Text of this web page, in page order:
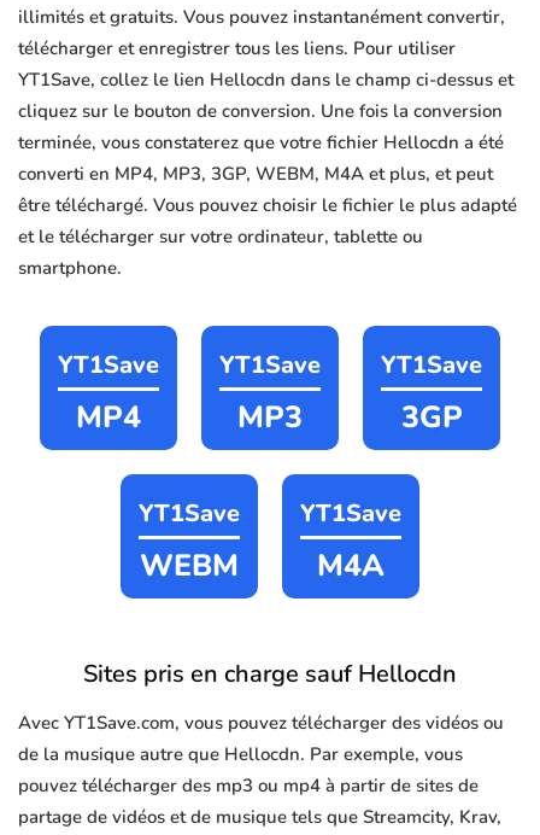
illimités et gratuits. Vous pouvez instantanément convertir,
télécharger et enregistrer tous les liens. Pour utiliser
YT1Save, collez le lien Hellocdn dans le champ ci-dessus et
cliquez sur le bouton de conversion. Une fois la conversion
terminée, vous constaterez que votre fichier Hellocdn a été
converti en MP4, MP3, 3GP, WEBM, M4A et plus, et peut
être téléchargé. Vous pouvez choisir le fichier le plus adapté
et le télécharger sur votre ordinateur, tablette ou
smartphone.
YT1Save
MP4
YT1Save
MP3
YT1Save
3GP
YT1Save
WEBM
YT1Save
M4A
Sites pris en charge sauf Hellocdn
Avec YT1Save.com, vous pouvez télécharger des vidéos ou
de la musique autre que Hellocdn. Par exemple, vous
pouvez télécharger des mp3 ou mp4 à partir de sites de
partage de vidéos et de musique tels que Streamcity, Krav,